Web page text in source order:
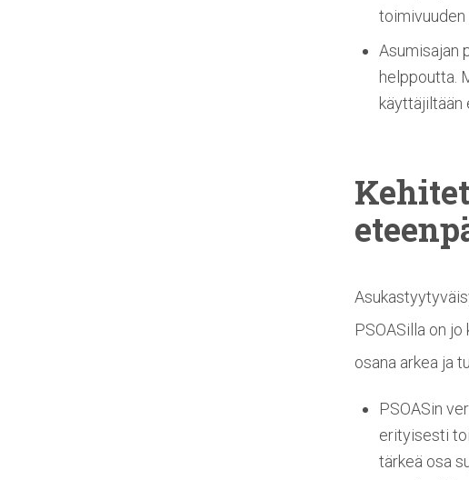
toimivuuden
Asumisajan
helppoutta.
käyttäjiltään
PSOASilla on
osana arkea ja
PSOASin
erityisesti
tärkeä osa